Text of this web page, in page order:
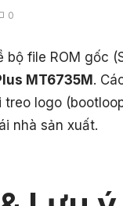
0
bộ file ROM gốc
MT6735M .
logo
nhà sản xuất.